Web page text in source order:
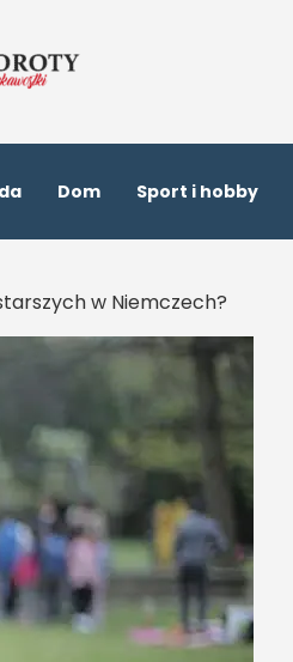
Dom Sport i hobby
w Niemczech?